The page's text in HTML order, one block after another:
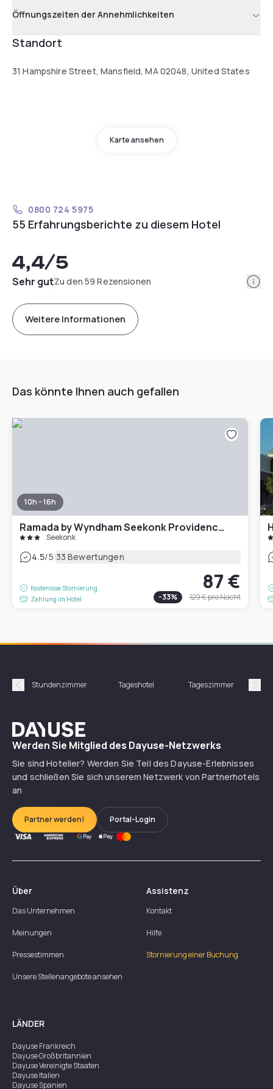
Öffnungszeiten der Annehmlichkeiten
Standort
31 Hampshire Street, Mansfield, MA 02048, United States
Karte ansehen
0800 724 5975
55 Erfahrungsberichte zu diesem Hotel
4,4/5
Sehr gutZu den 59 Rezensionen
Weitere Informationen
Das könnte Ihnen auch gefallen
10h - 16h
Ramada by Wyndham Seekonk Providence Area
Seekonk
4.5/5|33 Bewertungen
Kostenlose Stornierung
Zahlung im Hotel
87 €
-33% 129 €pro Nacht
Précédent
Stundenzimmer Tageshotel Tageszimmer
Dayuse
Werden Sie Mitglied des Dayuse-Netzwerks
Sie sind Hotelier? Werden Sie Teil des Dayuse-Erlebnisses
und schließen Sie sich unserem Netzwerk von Partnerhotels
an
Partner werden! Portal-Login
Über
Das Unternehmen
Meinungen
Pressestimmen
Unsere Stellenangebote ansehen
Assistenz
Kontakt
Hilfe
Stornierung einer Buchung
LÄNDER
DayuseFrankreich
DayuseGroßbritannien
DayuseVereinigte Staaten
DayuseItalien
DayuseSpanien